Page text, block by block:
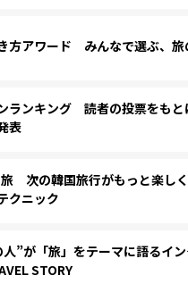
方アワード みんなで選ぶ、旅
ランキング 読者の投票をもと
表
次の韓国旅行がもっと楽しく
クニック
”が「旅」をテーマに語るイ
STORY